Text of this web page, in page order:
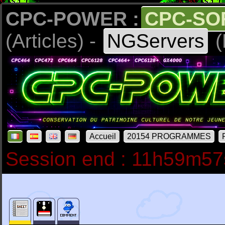
CPC-POWER : CPC-
(Articles) -
NGServers
Accueil 20154 PROGRAMMES
Session end :